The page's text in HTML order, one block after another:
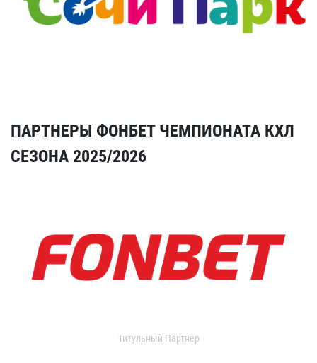
ПАРТНЕРЫ ФОНБЕТ ЧЕМПИОНАТА КХЛ
СЕЗОНА 2025/2026
Титульный Партнер